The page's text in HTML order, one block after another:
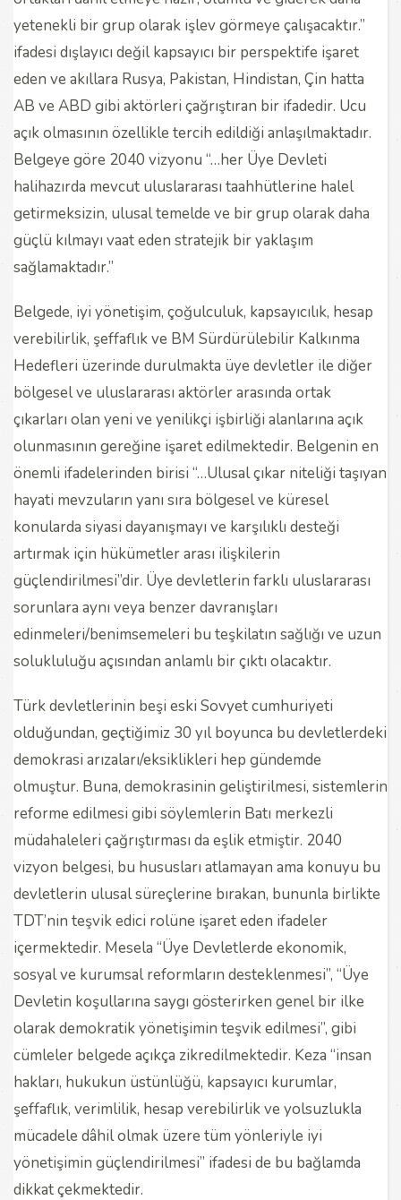
yetenekli bir grup olarak işlev görmeye çalışacaktır.”
ifadesi dışlayıcı değil kapsayıcı bir perspektife işaret
eden ve akıllara Rusya, Pakistan, Hindistan, Çin hatta
AB ve ABD gibi aktörleri çağrıştıran bir ifadedir. Ucu
açık olmasının özellikle tercih edildiği anlaşılmaktadır.
Belgeye göre 2040 vizyonu “…her Üye Devleti
halihazırda mevcut uluslararası taahhütlerine halel
getirmeksizin, ulusal temelde ve bir grup olarak daha
güçlü kılmayı vaat eden stratejik bir yaklaşım
sağlamaktadır.”
Belgede, iyi yönetişim, çoğulculuk, kapsayıcılık, hesap
verebilirlik, şeffaflık ve BM Sürdürülebilir Kalkınma
Hedefleri üzerinde durulmakta üye devletler ile diğer
bölgesel ve uluslararası aktörler arasında ortak
çıkarları olan yeni ve yenilikçi işbirliği alanlarına açık
olunmasının gereğine işaret edilmektedir. Belgenin en
önemli ifadelerinden birisi “…Ulusal çıkar niteliği taşıyan
hayati mevzuların yanı sıra bölgesel ve küresel
konularda siyasi dayanışmayı ve karşılıklı desteği
artırmak için hükümetler arası ilişkilerin
güçlendirilmesi”dir. Üye devletlerin farklı uluslararası
sorunlara aynı veya benzer davranışları
edinmeleri/benimsemeleri bu teşkilatın sağlığı ve uzun
solukluluğu açısından anlamlı bir çıktı olacaktır.
Türk devletlerinin beşi eski Sovyet cumhuriyeti
olduğundan, geçtiğimiz 30 yıl boyunca bu devletlerdeki
demokrasi arızaları/eksiklikleri hep gündemde
olmuştur. Buna, demokrasinin geliştirilmesi, sistemlerin
reforme edilmesi gibi söylemlerin Batı merkezli
müdahaleleri çağrıştırması da eşlik etmiştir. 2040
vizyon belgesi, bu hususları atlamayan ama konuyu bu
devletlerin ulusal süreçlerine bırakan, bununla birlikte
TDT’nin teşvik edici rolüne işaret eden ifadeler
içermektedir. Mesela “Üye Devletlerde ekonomik,
sosyal ve kurumsal reformların desteklenmesi”, “Üye
Devletin koşullarına saygı gösterirken genel bir ilke
olarak demokratik yönetişimin teşvik edilmesi”, gibi
cümleler belgede açıkça zikredilmektedir. Keza “insan
hakları, hukukun üstünlüğü, kapsayıcı kurumlar,
şeffaflık, verimlilik, hesap verebilirlik ve yolsuzlukla
mücadele dâhil olmak üzere tüm yönleriyle iyi
yönetişimin güçlendirilmesi” ifadesi de bu bağlamda
dikkat çekmektedir.